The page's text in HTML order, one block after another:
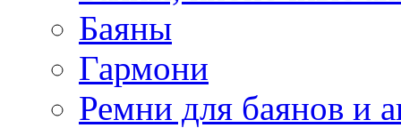
Баяны
Гармони
Ремни для баянов и